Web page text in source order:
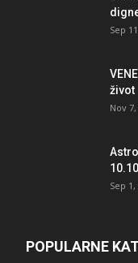
Sep
život
Nov
Sep 1,
POPULARNE